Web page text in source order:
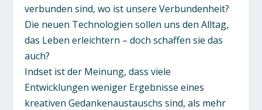
verbunden sind, wo ist unsere Verbundenheit?
Die neuen Technologien sollen uns den Alltag,
das Leben erleichtern – doch schaffen sie das
auch?
Indset ist der Meinung, dass viele
Entwicklungen weniger Ergebnisse eines
kreativen Gedankenaustauschs sind, als mehr